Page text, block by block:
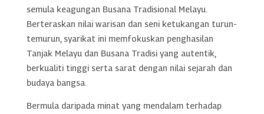
semula keagungan Busana Tradisional Melayu.
Berteraskan nilai warisan dan seni ketukangan turun-
temurun, syarikat ini memfokuskan penghasilan
Tanjak Melayu dan Busana Tradisi yang autentik,
berkualiti tinggi serta sarat dengan nilai sejarah dan
budaya bangsa.
Bermula daripada minat yang mendalam terhadap